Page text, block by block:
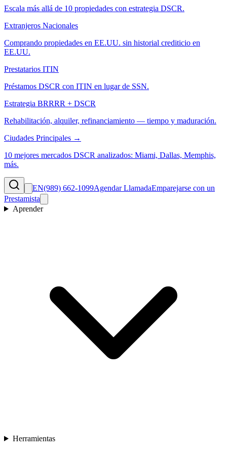
Escala más allá de 10 propiedades con estrategia DSCR.
Extranjeros Nacionales
Comprando propiedades en EE.UU. sin historial crediticio en
EE.UU.
Prestatarios ITIN
Préstamos DSCR con ITIN en lugar de SSN.
Estrategia BRRRR + DSCR
Rehabilitación, alquiler, refinanciamiento — tiempo y maduración.
Ciudades Principales →
10 mejores mercados DSCR analizados: Miami, Dallas, Memphis,
más.
EN(989) 662-1099Agendar LlamadaEmparejarse con un
Prestamista
Aprender
Herramientas